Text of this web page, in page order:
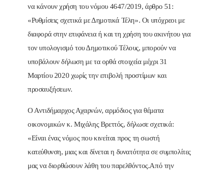
να κάνουν χρήση του νόμου 4647/2019, άρθρο 51:
«Ρυθμίσεις σχετικά με Δημοτικά Τέλη». Οι υπόχρεοι με
διαφορά στην επιφάνεια ή και τη χρήση του ακινήτου για
τον υπολογισμό του Δημοτικού Τέλους, μπορούν να
υποβάλουν δήλωση με τα ορθά στοιχεία μέχρι 31
Μαρτίου 2020 χωρίς την επιβολή προστίμων και
προσαυξήσεων.
Ο Αντιδήμαρχος Αχαρνών, αρμόδιος για θέματα
οικονομικών κ. Μιχάλης Βρεττός, δήλωσε σχετικά:
«Είναι ένας νόμος που κινείται προς τη σωστή
κατεύθυνση, μιας και δίνεται η δυνατότητα σε συμπολίτες
μας να διορθώσουν λάθη του παρελθόντος.Από την